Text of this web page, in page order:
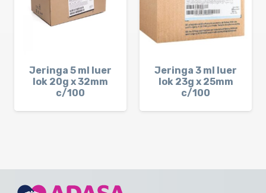
Jeringa 5 ml luer
lok 20g x 32mm
c/100
Jeringa 3 ml luer
lok 23g x 25mm
c/100